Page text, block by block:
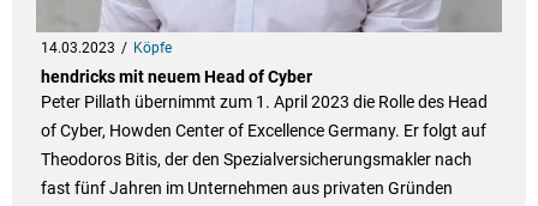
14.03.2023 Köpfe
hendricks mit neuem Head of Cyber
Peter Pillath übernimmt zum 1. April 2023 die Rolle des Head
of Cyber, Howden Center of Excellence Germany. Er folgt auf
Theodoros Bitis, der den Spezialversicherungsmakler nach
fast fünf Jahren im Unternehmen aus privaten Gründen